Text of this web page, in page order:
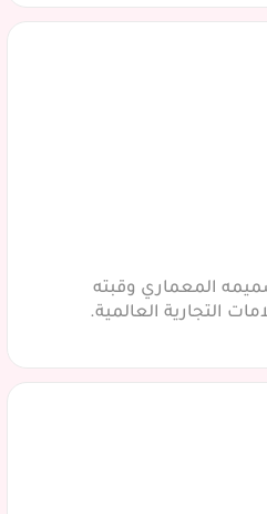
المعماري وقبته
التجارية العالمية.